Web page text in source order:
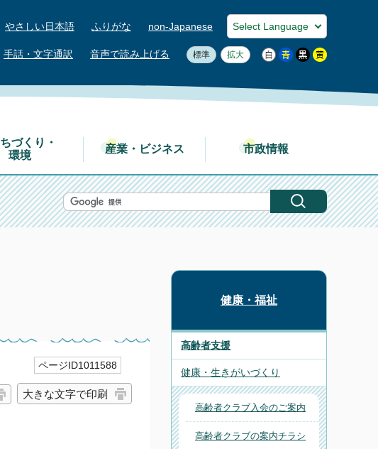
やさしい日本語 ふりがな non-Japanese
手話・文字通訳 音声で読み上げる 標準 拡大
まちづくり・
環境
産業・ビジネス 市政情報
ページID1011588
大きな文字で印刷
健康・福祉
高齢者支援
健康・生きがいづくり
高齢者クラブ入会のご案内
高齢者クラブの案内チラシ